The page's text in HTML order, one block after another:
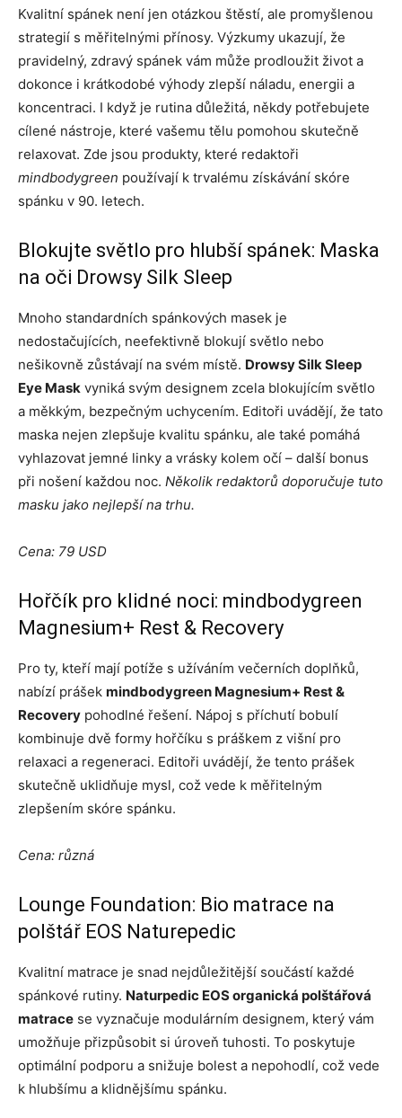
Kvalitní spánek není jen otázkou štěstí, ale promyšlenou
strategií s měřitelnými přínosy. Výzkumy ukazují, že
pravidelný, zdravý spánek vám může prodloužit život a
dokonce i krátkodobé výhody zlepší náladu, energii a
koncentraci. I když je rutina důležitá, někdy potřebujete
cílené nástroje, které vašemu tělu pomohou skutečně
relaxovat. Zde jsou produkty, které redaktoři
mindbodygreen používají k trvalému získávání skóre
spánku v 90. letech.
Blokujte světlo pro hlubší spánek: Maska
na oči Drowsy Silk Sleep
Mnoho standardních spánkových masek je
nedostačujících, neefektivně blokují světlo nebo
nešikovně zůstávají na svém místě. Drowsy Silk Sleep
Eye Mask vyniká svým designem zcela blokujícím světlo
a měkkým, bezpečným uchycením. Editoři uvádějí, že tato
maska ​​nejen zlepšuje kvalitu spánku, ale také pomáhá
vyhlazovat jemné linky a vrásky kolem očí – další bonus
při nošení každou noc. Několik redaktorů doporučuje tuto
masku jako nejlepší na trhu.
Cena: 79 USD
Hořčík pro klidné noci: mindbodygreen
Magnesium+ Rest & Recovery
Pro ty, kteří mají potíže s užíváním večerních doplňků,
nabízí prášek mindbodygreen Magnesium+ Rest &
Recovery pohodlné řešení. Nápoj s příchutí bobulí
kombinuje dvě formy hořčíku s práškem z višní pro
relaxaci a regeneraci. Editoři uvádějí, že tento prášek
skutečně uklidňuje mysl, což vede k měřitelným
zlepšením skóre spánku.
Cena: různá
Lounge Foundation: Bio matrace na
polštář EOS Naturepedic
Kvalitní matrace je snad nejdůležitější součástí každé
spánkové rutiny. Naturpedic EOS organická polštářová
matrace se vyznačuje modulárním designem, který vám
umožňuje přizpůsobit si úroveň tuhosti. To poskytuje
optimální podporu a snižuje bolest a nepohodlí, což vede
k hlubšímu a klidnějšímu spánku.